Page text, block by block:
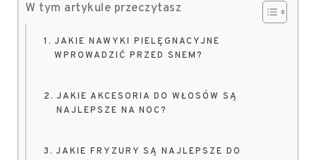
W tym artykule przeczytasz
JAKIE NAWYKI PIELĘGNACYJNE
WPROWADZIĆ PRZED SNEM?
JAKIE AKCESORIA DO WŁOSÓW SĄ
NAJLEPSZE NA NOC?
JAKIE FRYZURY SĄ NAJLEPSZE DO